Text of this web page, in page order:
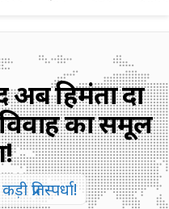
अब हिमंता दा
का समूल
प्रतिस्पर्धा!